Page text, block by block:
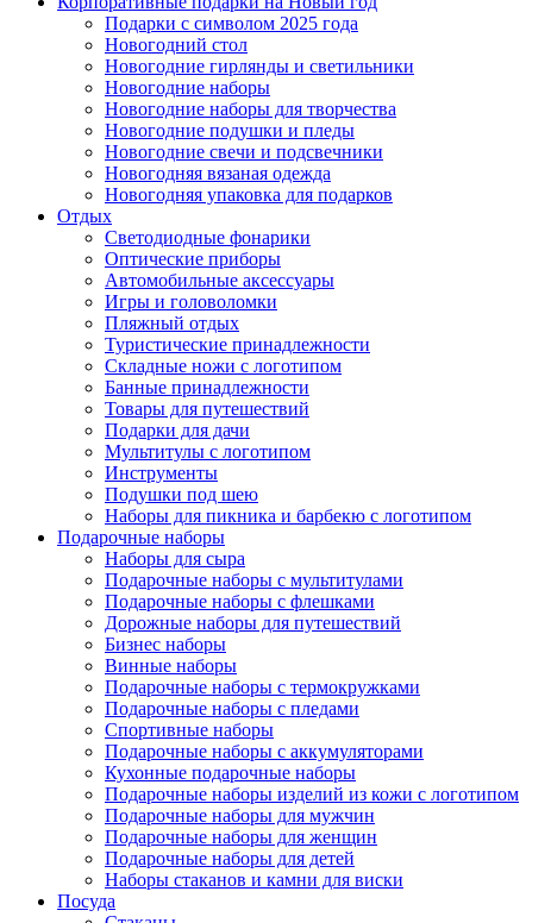
Подарки с символом 2025 года
Новогодний стол
Новогодние гирлянды и светильники
Новогодние наборы
Новогодние наборы для творчества
Новогодние подушки и пледы
Новогодние свечи и подсвечники
Новогодняя вязаная одежда
Новогодняя упаковка для подарков
Отдых
Светодиодные фонарики
Оптические приборы
Автомобильные аксессуары
Игры и головоломки
Пляжный отдых
Туристические принадлежности
Складные ножи с логотипом
Банные принадлежности
Товары для путешествий
Подарки для дачи
Мультитулы с логотипом
Инструменты
Подушки под шею
Наборы для пикника и барбекю с логотипом
Подарочные наборы
Наборы для сыра
Подарочные наборы с мультитулами
Подарочные наборы с флешками
Дорожные наборы для путешествий
Бизнес наборы
Винные наборы
Подарочные наборы с термокружками
Подарочные наборы с пледами
Спортивные наборы
Подарочные наборы с аккумуляторами
Кухонные подарочные наборы
Подарочные наборы изделий из кожи с логотипом
Подарочные наборы для мужчин
Подарочные наборы для женщин
Подарочные наборы для детей
Наборы стаканов и камни для виски
Посуда